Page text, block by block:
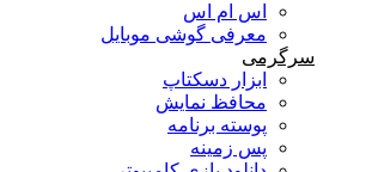
اس ام اس
معرفی گوشی موبایل
سرگرمی
ابزار دسکتاپ
محافظ نمایش
پوسته برنامه
پس زمینه